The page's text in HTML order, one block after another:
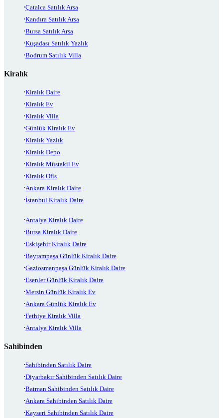
Çatalca Satılık Arsa
Kandıra Satılık Arsa
Bursa Satılık Arsa
Kuşadası Satılık Yazlık
Bodrum Satılık Villa
Kiralık
Kiralık Daire
Kiralık Ev
Kiralık Villa
Günlük Kiralık Ev
Kiralık Yazlık
Kiralık Depo
Kiralık Müstakil Ev
Kiralık Ofis
Ankara Kiralık Daire
İstanbul Kiralık Daire
Antalya Kiralık Daire
Bursa Kiralık Daire
Eskişehir Kiralık Daire
Bayrampaşa Günlük Kiralık Daire
Gaziosmanpaşa Günlük Kiralık Daire
Esenler Günlük Kiralık Daire
Mersin Günlük Kiralık Ev
Ankara Günlük Kiralık Ev
Fethiye Kiralık Villa
Antalya Kiralık Villa
Sahibinden
Sahibinden Satılık Daire
Diyarbakır Sahibinden Satılık Daire
Batman Sahibinden Satılık Daire
Ankara Sahibinden Satılık Daire
Kayseri Sahibinden Satılık Daire